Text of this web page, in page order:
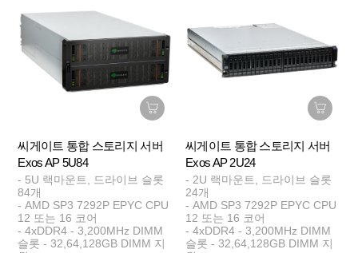
씨게이트 통합 스토리지 서버
Exos AP 5U84
- 5U 랙마운트, 드라이브 슬롯
84개
- AMD SP3 7292P EPYC CPU
12 또는 16 코어
- 4xDDR4 - 3,200MHz DIMM
슬롯 - 32,64,128GB DIMM 지
씨게이트 통합 스토리지 서버
Exos AP 2U24
- 2U 랙마운트, 드라이브 슬롯
24개
- AMD SP3 7292P EPYC CPU
12 또는 16 코어
- 4xDDR4 - 3,200MHz DIMM
슬롯 - 32,64,128GB DIMM 지